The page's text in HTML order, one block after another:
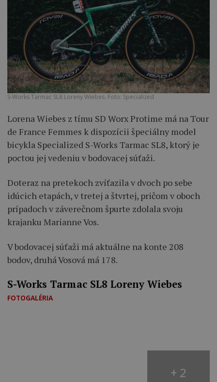
S-Works Tarmac SL8 Loreny Wiebes. Foto: Specialized
Lorena Wiebes z tímu SD Worx Protime má na Tour
de France Femmes k dispozícii špeciálny model
bicykla Specialized S-Works Tarmac SL8, ktorý je
poctou jej vedeniu v bodovacej súťaži.
Doteraz na pretekoch zvíťazila v dvoch po sebe
idúcich etapách, v tretej a štvrtej, pričom v oboch
prípadoch v záverečnom špurte zdolala svoju
krajanku Marianne Vos.
V bodovacej súťaži má aktuálne na konte 208
bodov, druhá Vosová má 178.
S-Works Tarmac SL8 Loreny Wiebes
FOTOGALÉRIA
+ 2